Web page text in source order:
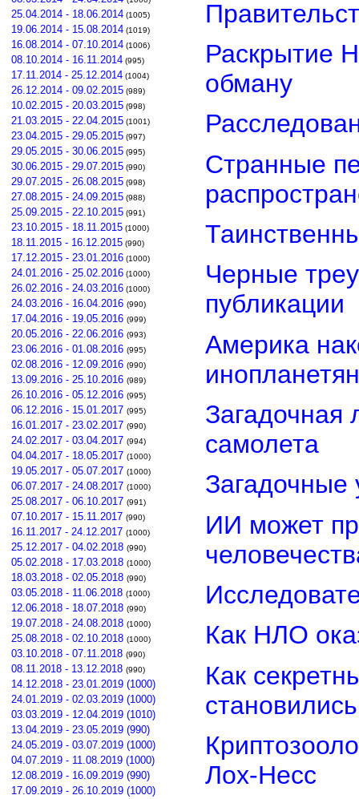
25.04.2014 - 18.06.2014 (1005)
19.06.2014 - 15.08.2014 (1019)
16.08.2014 - 07.10.2014 (1006)
08.10.2014 - 16.11.2014 (995)
17.11.2014 - 25.12.2014 (1004)
26.12.2014 - 09.02.2015 (989)
10.02.2015 - 20.03.2015 (998)
21.03.2015 - 22.04.2015 (1001)
23.04.2015 - 29.05.2015 (997)
29.05.2015 - 30.06.2015 (995)
30.06.2015 - 29.07.2015 (990)
29.07.2015 - 26.08.2015 (998)
27.08.2015 - 24.09.2015 (988)
25.09.2015 - 22.10.2015 (991)
23.10.2015 - 18.11.2015 (1000)
18.11.2015 - 16.12.2015 (990)
17.12.2015 - 23.01.2016 (1000)
24.01.2016 - 25.02.2016 (1000)
26.02.2016 - 24.03.2016 (1000)
24.03.2016 - 16.04.2016 (990)
17.04.2016 - 19.05.2016 (999)
20.05.2016 - 22.06.2016 (993)
23.06.2016 - 01.08.2016 (995)
02.08.2016 - 12.09.2016 (990)
13.09.2016 - 25.10.2016 (989)
26.10.2016 - 05.12.2016 (995)
06.12.2016 - 15.01.2017 (995)
16.01.2017 - 23.02.2017 (990)
24.02.2017 - 03.04.2017 (994)
04.04.2017 - 18.05.2017 (1000)
19.05.2017 - 05.07.2017 (1000)
06.07.2017 - 24.08.2017 (1000)
25.08.2017 - 06.10.2017 (991)
07.10.2017 - 15.11.2017 (990)
16.11.2017 - 24.12.2017 (1000)
25.12.2017 - 04.02.2018 (990)
05.02.2018 - 17.03.2018 (1000)
18.03.2018 - 02.05.2018 (990)
03.05.2018 - 11.06.2018 (1000)
12.06.2018 - 18.07.2018 (990)
19.07.2018 - 24.08.2018 (1000)
25.08.2018 - 02.10.2018 (1000)
03.10.2018 - 07.11.2018 (990)
08.11.2018 - 13.12.2018 (990)
14.12.2018 - 23.01.2019 (1000)
24.01.2019 - 02.03.2019 (1000)
03.03.2019 - 12.04.2019 (1010)
13.04.2019 - 23.05.2019 (990)
24.05.2019 - 03.07.2019 (1000)
04.07.2019 - 11.08.2019 (1000)
12.08.2019 - 16.09.2019 (990)
17.09.2019 - 26.10.2019 (1000)
Раскрытие
обману
Странные
Черные
публикации
Америка
инопланетян
Загадочная
самолета
Загадочные
ИИ может
Как НЛО
Как
Лох-Несс